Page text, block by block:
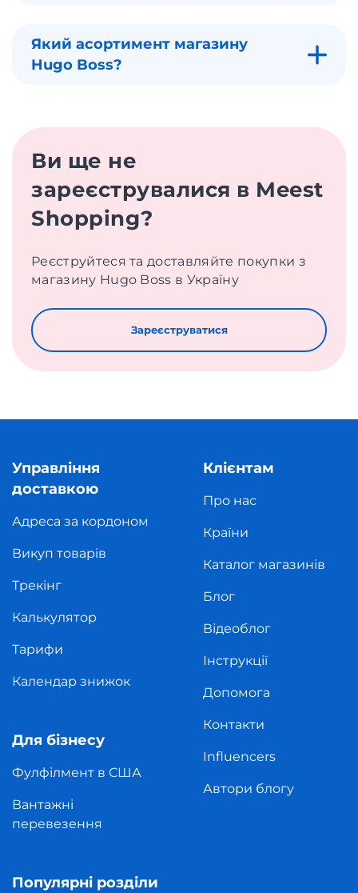
Який асортимент магазину
Hugo Boss?
Ви ще не
зареєструвалися в Meest
Shopping?
Реєструйтеся та доставляйте покупки з
магазину Hugo Boss в Україну
Зареєструватися
Управління
доставкою
Адреса за кордоном
Викуп товарів
Трекінг
Калькулятор
Тарифи
Календар знижок
Для бізнесу
Фулфілмент в США
Вантажні
перевезення
Клієнтам
Про нас
Країни
Каталог магазинів
Блог
Відеоблог
Інструкції
Допомога
Контакти
Influencers
Автори блогу
Популярні розділи